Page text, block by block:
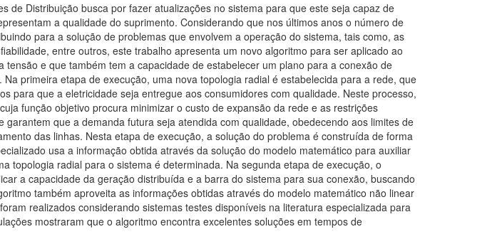
de Distribuição busca por fazer atualizações no sistema para que este seja capaz de
a qualidade do suprimento. Considerando que nos últimos anos o número de
para a solução de problemas que envolvem a operação do sistema, tais como, as
entre outros, este trabalho apresenta um novo algoritmo para ser aplicado ao
e que também tem a capacidade de estabelecer um plano para a conexão de
primeira etapa de execução, uma nova topologia radial é estabelecida para a rede, que
para que a eletricidade seja entregue aos consumidores com qualidade. Neste processo,
função objetivo procura minimizar o custo de expansão da rede e as restrições
que a demanda futura seja atendida com qualidade, obedecendo aos limites de
das linhas. Nesta etapa de execução, a solução do problema é construída de forma
usa a informação obtida através da solução do modelo matemático para auxiliar
topologia radial para o sistema é determinada. Na segunda etapa de execução, o
a capacidade da geração distribuída e a barra do sistema para sua conexão, buscando
também aproveita as informações obtidas através do modelo matemático não linear
realizados considerando sistemas testes disponíveis na literatura especializada para
mostraram que o algoritmo encontra excelentes soluções em tempos de